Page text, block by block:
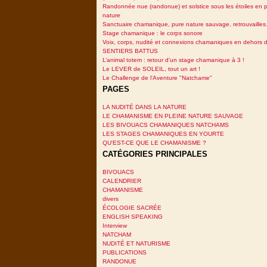
Randonnée nue (randonue) et solstice sous les étoiles en
nature
Sanctuaire chamanique, pure nature sauvage,
Stage chamanique : le corps sonore
Voix, corps, nudité et connexions chamaniques en dehors
SENTIERS BATTUS
L’animal totem : retour d’un stage chamanique à 3 !
Le LEVER de SOLEIL, tout un art !
Le Challenge de l'Aventure "Natchame"
PAGES
LA NUDITÉ DANS LA NATURE
LE CHAMANISME EN PLEINE NATURE SAUVAGE
LES BIVOUACS CHAMANIQUES NATCHAMS
LES STAGES CHAMANIQUES EN YOURTE
QU'EST-CE QUE LE CHAMANISME ?
CATÉGORIES PRINCIPALES
BIVOUACS
CALENDRIER
CHAMANISME
divers
ÉCOLOGIE SACRÉE
ENGLISH SPEAKING
Interview
NATCHAM
NUDITÉ ET NATURISME
PUBLICATIONS
RANDONUE